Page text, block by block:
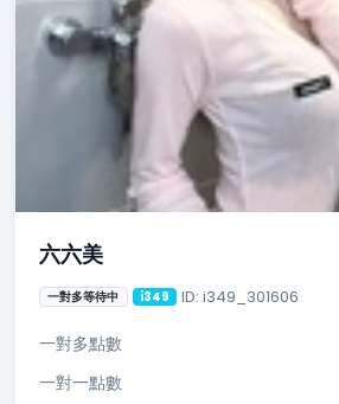
六六美
一對多等待中 i349 ID: i349_301606
一對多點數
一對一點數